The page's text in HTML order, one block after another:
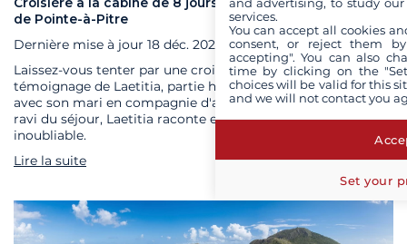
de Pointe-à-Pitre
Dernière mise à jour 18 déc. 2023
Laissez-vous tenter par une croisière à la cabine en lisant le
témoignage de Laetitia, partie huit jours en Guadeloupe
avec son mari en compagnie d'autres passagers. Plus que
ravi du séjour, Laetitia raconte en détails cette expérience
inoubliable.
Lire la suite
services.
You can accept all cookies
consent, or reject them
accepting". You can also
time by clicking on the
choices will be valid for this
and we will not contact you
Set your